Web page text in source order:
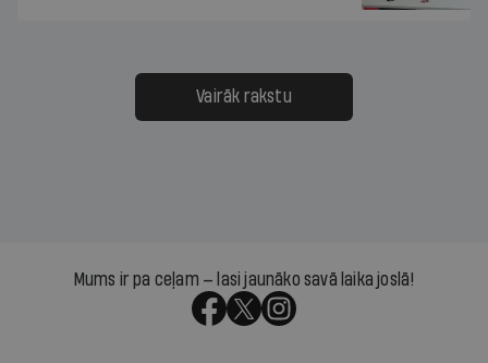
Vairāk rakstu
Mums ir pa ceļam — lasi jaunāko savā laika joslā!